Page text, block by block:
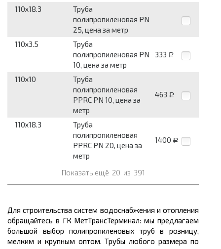
110x18.3
Труба
полипропиленовая PN
25, цена за метр
110x3.5
Труба
полипропиленовая PN
10, цена за метр
333 Р
110x10
Труба
полипропиленовая
PPRC PN 10, цена за
метр
463 Р
110x18.3
Труба
полипропиленовая
PPRC PN 20, цена за
метр
1400 Р
Показать ещё 20 из 391
Для строительства систем водоснабжения и отопления
обращайтесь в ГК МетТрансТерминал: мы предлагаем
большой выбор полипропиленовых труб в розницу,
мелким и крупным оптом. Трубы любого размера по